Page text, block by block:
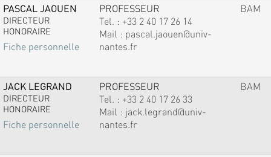
PASCAL JAOUEN
DIRECTEUR
HONORAIRE
Fiche personnelle
PROFESSEUR
Tel. : +33 2 40 17 26 14
Mail : pascal.jaouen@univ-
nantes.fr
BAM
JACK LEGRAND
DIRECTEUR
HONORAIRE
Fiche personnelle
PROFESSEUR
Tel. : +33 2 40 17 26 33
Mail : jack.legrand@univ-
nantes.fr
BAM